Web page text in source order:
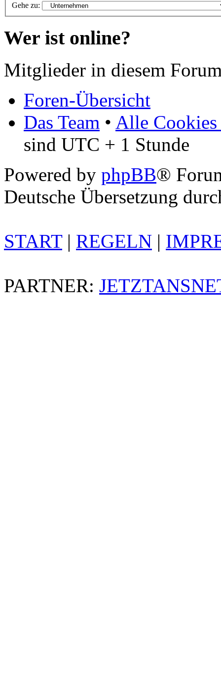
Gehe zu:
Wer ist online?
Mitglieder in diesem
Foren-Übersicht
Das Team • Alle Cookies
sind UTC + 1 Stunde
Powered by phpBB®
Deutsche Übersetzung
START| REGELN |
PARTNER: